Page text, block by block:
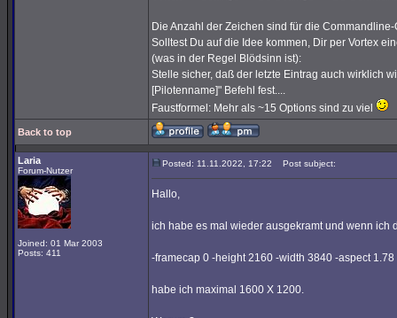
Die Anzahl der Zeichen sind für die
Solltest Du auf die Idee kommen, Dir per Vortex
(was in der Regel Blödsinn ist):
Stelle sicher, daß der letzte Eintrag auch wirklich
[Pilotenname]" Befehl fest....
Faustformel: Mehr als ~15 Options sind zu viel
Back to top
Laria
Forum-Nutzer
Joined: 01 Mar 2003
Posts: 411
Posted: 11.11.2022, 17:22 Post subject:
Hallo,
ich habe es mal wieder ausgekramt und wenn ich
-framecap 0 -height 2160 -width 3840 -aspect 1.78
habe ich maximal 1600 X 1200.